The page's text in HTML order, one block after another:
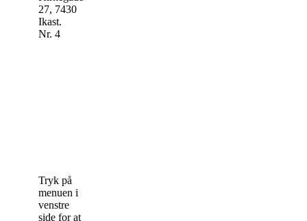
27, 7430
Ikast.
Nr. 4
Tryk på
menuen i
venstre
side for at